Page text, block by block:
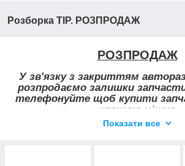
Розборка ТІР. РОЗПРОДАЖ
РОЗПРОДАЖ
У зв'язку з закриттям
розпродаємо залишки
телефонуйте щоб купити
кращою ціною
Більше 10 000 оригінальних
Показати все